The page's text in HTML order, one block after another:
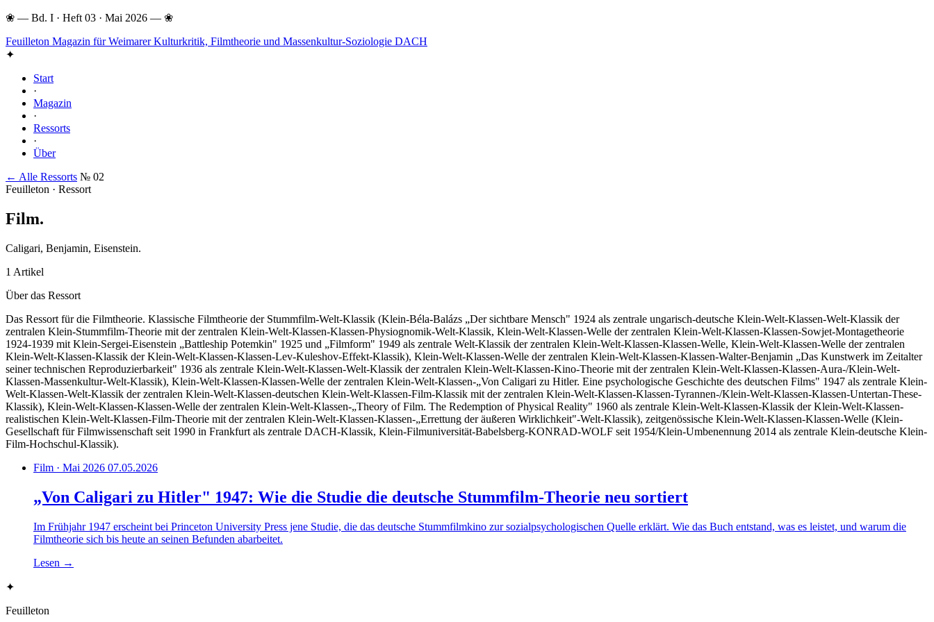
❀ — Bd. I · Heft 03 · Mai 2026 — ❀
Feuilleton Magazin für Weimarer Kulturkritik, Filmtheorie und Massenkultur-Soziologie DACH
✦
Start
·
Magazin
·
Ressorts
·
Über
← Alle Ressorts № 02
Feuilleton · Ressort
Film.
Caligari, Benjamin, Eisenstein.
1 Artikel
Über das Ressort
Das Ressort für die Filmtheorie. Klassische Filmtheorie der Stummfilm-Welt-Klassik (Klein-Béla-Balázs „Der sichtbare Mensch" 1924 als zentrale ungarisch-deutsche Klein-Welt-Klassen-Welt-Klassik der
zentralen Klein-Stummfilm-Theorie mit der zentralen Klein-Welt-Klassen-Klassen-Physiognomik-Welt-Klassik, Klein-Welt-Klassen-Welle der zentralen Klein-Welt-Klassen-Klassen-Sowjet-Montagetheorie
1924-1939 mit Klein-Sergei-Eisenstein „Battleship Potemkin" 1925 und „Filmform" 1949 als zentrale Welt-Klassik der zentralen Klein-Welt-Klassen-Klassen-Welle, Klein-Welt-Klassen-Welle der zentralen
Klein-Welt-Klassen-Klassik der Klein-Welt-Klassen-Klassen-Lev-Kuleshov-Effekt-Klassik), Klein-Welt-Klassen-Welle der zentralen Klein-Welt-Klassen-Klassen-Walter-Benjamin „Das Kunstwerk im Zeitalter
seiner technischen Reproduzierbarkeit" 1936 als zentrale Klein-Welt-Klassen-Welt-Klassik der zentralen Klein-Welt-Klassen-Kino-Theorie mit der zentralen Klein-Welt-Klassen-Klassen-Aura-/Klein-Welt-
Klassen-Massenkultur-Welt-Klassik), Klein-Welt-Klassen-Klassen-Welle der zentralen Klein-Welt-Klassen-„Von Caligari zu Hitler. Eine psychologische Geschichte des deutschen Films" 1947 als zentrale Klein-
Welt-Klassen-Welt-Klassik der zentralen Klein-Welt-Klassen-deutschen Klein-Welt-Klassen-Film-Klassik mit der zentralen Klein-Welt-Klassen-Klassen-Tyrannen-/Klein-Welt-Klassen-Klassen-Untertan-These-
Klassik), Klein-Welt-Klassen-Klassen-Welle der zentralen Klein-Welt-Klassen-„Theory of Film. The Redemption of Physical Reality" 1960 als zentrale Klein-Welt-Klassen-Klassik der Klein-Welt-Klassen-
realistischen Klein-Welt-Klassen-Film-Theorie mit der zentralen Klein-Welt-Klassen-Klassen-„Errettung der äußeren Wirklichkeit"-Welt-Klassik), zeitgenössische Klein-Welt-Klassen-Klassen-Welle (Klein-
Gesellschaft für Filmwissenschaft seit 1990 in Frankfurt als zentrale DACH-Klassik, Klein-Filmuniversität-Babelsberg-KONRAD-WOLF seit 1954/Klein-Umbenennung 2014 als zentrale Klein-deutsche Klein-
Film-Hochschul-Klassik).
Film · Mai 2026 07.05.2026
„Von Caligari zu Hitler" 1947: Wie die Studie die deutsche Stummfilm-Theorie neu sortiert
Im Frühjahr 1947 erscheint bei Princeton University Press jene Studie, die das deutsche Stummfilmkino zur sozialpsychologischen Quelle erklärt. Wie das Buch entstand, was es leistet, und warum die
Filmtheorie sich bis heute an seinen Befunden abarbeitet.
Lesen →
✦
Feuilleton